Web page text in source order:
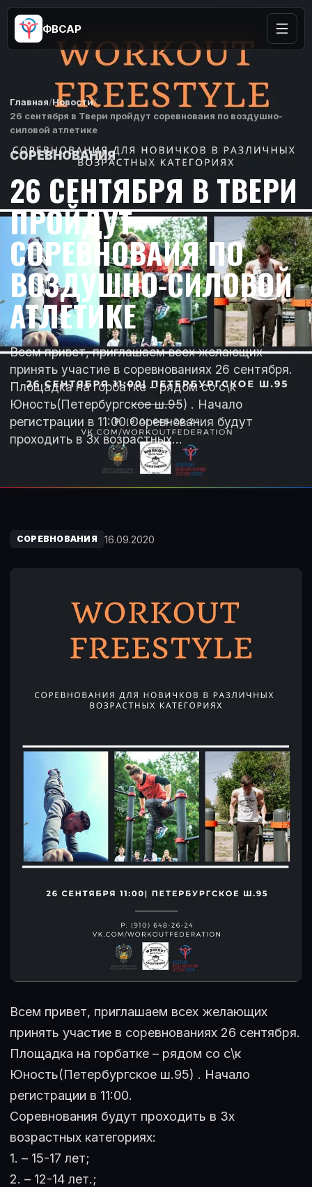
ФВСАР
Главная/Новости/
26 сентября в Твери пройдут соревноваия по воздушно-
силовой атлетике
СОРЕВНОВАНИЯ
26 СЕНТЯБРЯ В ТВЕРИ
ПРОЙДУТ
СОРЕВНОВАИЯ ПО
ВОЗДУШНО-СИЛОВОЙ
АТЛЕТИКЕ
Всем привет, приглашаем всех желающих
принять участие в соревнованиях 26 сентября.
Площадка на горбатке – рядом со с\к
Юность(Петербургское ш.95) . Начало
регистрации в 11:00.Соревнования будут
проходить в 3х возрастных…
СОРЕВНОВАНИЯ 16.09.2020
Всем привет, приглашаем всех желающих
принять участие в соревнованиях 26 сентября.
Площадка на горбатке – рядом со с\к
Юность(Петербургское ш.95) . Начало
регистрации в 11:00.
Соревнования будут проходить в 3х
возрастных категориях:
1. – 15-17 лет;
2. – 12-14 лет.;